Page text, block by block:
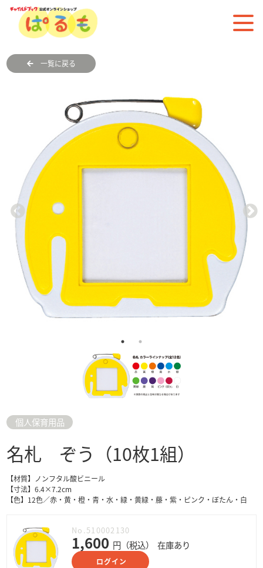
一覧に戻る
個人保育用品
名札 ぞう（10枚1組）
【材質】ノンフタル酸ビニール
【寸法】6.4×7.2cm
【色】12色／赤・黄・橙・青・水・緑・黄緑・藤・紫・ピンク・ぼたん・白
No.510002130
1,600 円（税込） 在庫あり
ログイン